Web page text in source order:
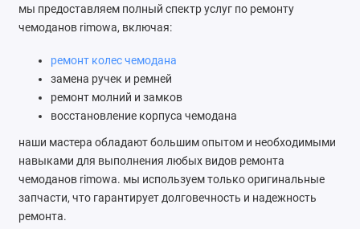
мы предоставляем полный спектр услуг по ремонту
чемоданов rimowa, включая:
ремонт колес чемодана
замена ручек и ремней
ремонт молний и замков
восстановление корпуса чемодана
наши мастера обладают большим опытом и необходимыми
навыками для выполнения любых видов ремонта
чемоданов rimowa. мы используем только оригинальные
запчасти, что гарантирует долговечность и надежность
ремонта.